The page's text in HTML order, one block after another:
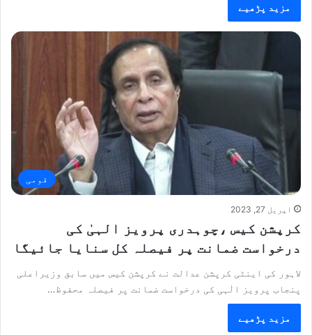
مزید پڑھیے
قومی
اپریل 27, 2023
کرپشن کیس ،چوہدری پرویز الہیٰ کی
درخواست ضمانت پر فیصلہ کل سنایا جائیگا
لاہور کی اینٹی کرپشن عدالت نے کرپشن کیس میں سابق وزیراعلی
پنجاب پرویز الٰہی کی درخواست ضمانت پر فیصلہ محفوظ…
مزید پڑھیے